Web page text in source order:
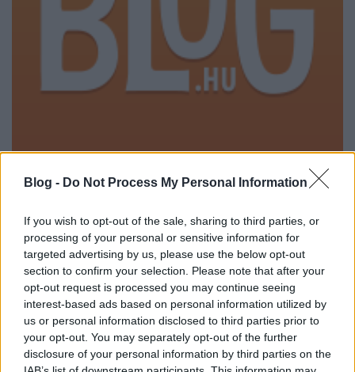
Blog - Do Not Process My Personal Information
If you wish to opt-out of the sale, sharing to third parties, or
processing of your personal or sensitive information for
targeted advertising by us, please use the below opt-out
section to confirm your selection. Please note that after your
opt-out request is processed you may continue seeing
interest-based ads based on personal information utilized by
us or personal information disclosed to third parties prior to
your opt-out. You may separately opt-out of the further
disclosure of your personal information by third parties on the
with glass eyes (2010)
Zalaba_Ferenc •2010. július 25.
Fairmont új kislemezzel jelentkezett... és most sem
hibázott. És ez a nóta csupán a B-oldal.